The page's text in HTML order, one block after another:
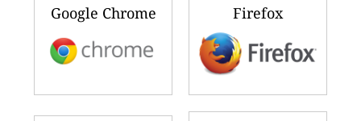
Google Chrome Firefox